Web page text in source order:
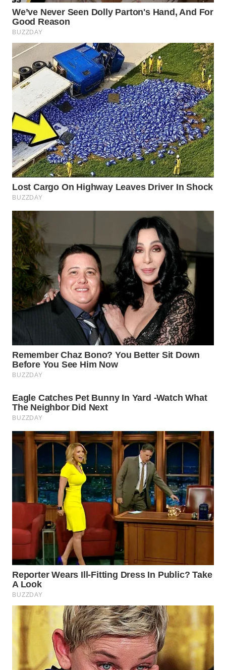
WN
INDRAMAYU
WN
KUNINGAN
WN
MAJALENGKA
WN
SUBANG
WN
SUKABUMI
PURWAKARTA
WN
PRIANGAN
TIMUR
WN
SEMARANG
WN
SOLO
WN
BOROBUDUR
WN
MADURA
WN
SURABAYA
WN
NATUNA
WN
BINTAN
WN
MANDALIKA
WN
WN
LABUANBAJO
WN